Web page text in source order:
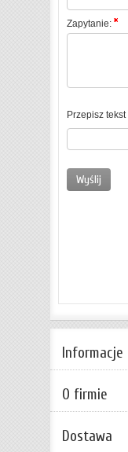
Zapytanie:
Przepisz
Informacje
O firmie
Dostawa